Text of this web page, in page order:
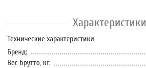
Характеристики
Технические характеристики
Бренд:
Вес брутто, кг: